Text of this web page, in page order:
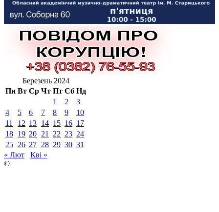
Березень 2024
Пн Вт Ср Чт Пт Сб Нд
1
2
3
4
5 6 7 8 9
10
11
12 13 14 15 16 17
18 19 20 21 22 23 24
25 26 27 28 29 30 31
« Лют
Кві »
©